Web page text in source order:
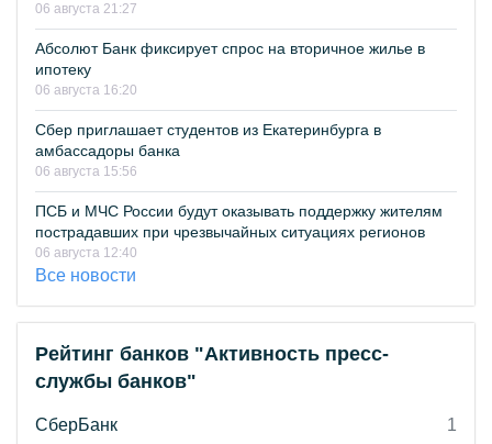
06 августа 21:27
Абсолют Банк фиксирует спрос на вторичное жилье в
ипотеку
06 августа 16:20
Сбер приглашает студентов из Екатеринбурга в
амбассадоры банка
06 августа 15:56
ПСБ и МЧС России будут оказывать поддержку жителям
пострадавших при чрезвычайных ситуациях регионов
06 августа 12:40
Все новости
Рейтинг банков "Активность пресс-
службы банков"
СберБанк
1